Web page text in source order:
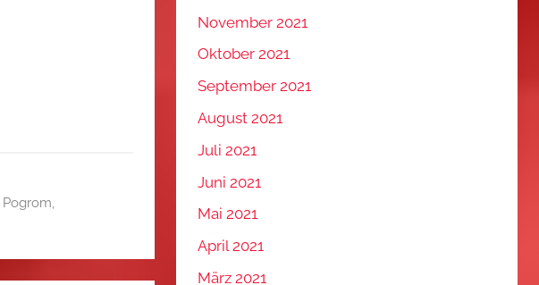
Pogrom,
November 2021
Oktober 2021
September 2021
August 2021
Juli 2021
Juni 2021
Mai 2021
April 2021
März 2021